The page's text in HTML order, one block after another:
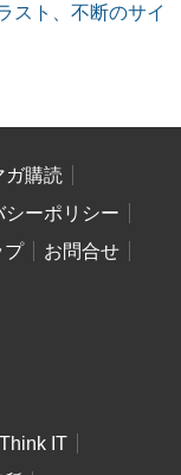
スト、不断のサイ
ガ購読
シーポリシー
プ
お問合せ
Think IT